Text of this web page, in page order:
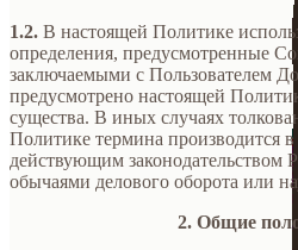
1.2. В настоящей Политике
определения, предусмотренные
заключаемыми с Пользователем
предусмотрено настоящей
существа. В иных случаях
Политике термина производится в
действующим законодательством
обычаями делового оборота или
2. Общие